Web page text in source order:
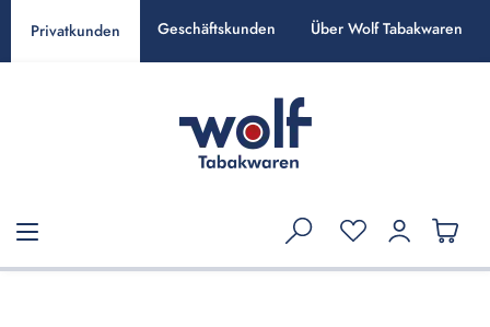
springen
Privatkunden Geschäftskunden Über Wolf Tabakwaren